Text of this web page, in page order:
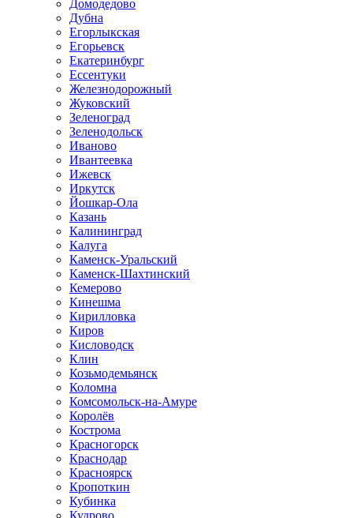
Домодедово
Дубна
Егорлыкская
Егорьевск
Екатеринбург
Ессентуки
Железнодорожный
Жуковский
Зеленоград
Зеленодольск
Иваново
Ивантеевка
Ижевск
Иркутск
Йошкар-Ола
Казань
Калининград
Калуга
Каменск-Уральский
Каменск-Шахтинский
Кемерово
Кинешма
Кирилловка
Киров
Кисловодск
Клин
Козьмодемьянск
Коломна
Комсомольск-на-Амуре
Королёв
Кострома
Красногорск
Краснодар
Красноярск
Кропоткин
Кубинка
Кудрово